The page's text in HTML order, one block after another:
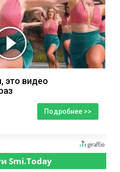
это видео
Подробнее >>